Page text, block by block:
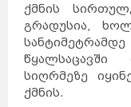
ქმნის
გრადუსია,
წყალსაცავში
სიღრმეზე
ქმნის.